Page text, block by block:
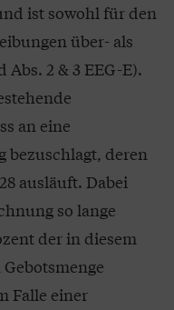
ist sowohl für den
über- als
2 & 3 EEG-E).
an eine
bezuschlagt, deren
ausläuft. Dabei
so lange
der in diesem
Falle einer